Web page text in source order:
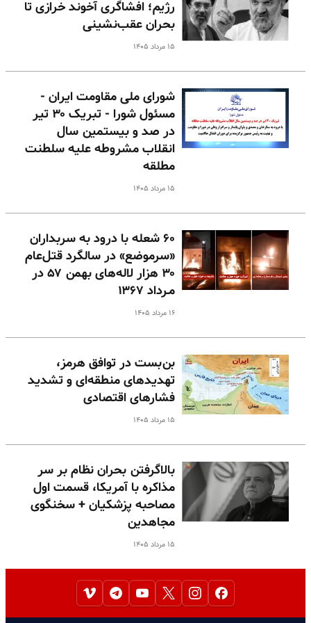
رژیم؛ افشاگری آخوند خرازی تا
بحران عقب‌نشینی
۱۵ مرداد ۱۴۰۵
شورای ملی مقاومت ایران -
مسئول شورا - تبریک ۳۰ تیر
در صد و بیستمین سال
انقلاب مشروطه علیه سلطنت
مطلقه
۱۵ مرداد ۱۴۰۵
۶۰ شعله با درود به سربداران
«سرموضع» در سالگرد قتل‌عام
۳۰ هزار لاله‌های بهمن ۵۷ در
مـرداد ۱۳۶۷
۱۶ مرداد ۱۴۰۵
بن‌بست در توافق هرمز،
تهدیدهای منطقه‌ای و تشدید
فشارهای اقتصادی
۱۵ مرداد ۱۴۰۵
بالا‌گرفتن بحران نظام بر سر
مذاکره با آمریکا، قسمت اول
مصاحبه پزشکیان + سخنگوی
مجاهدین
۱۵ مرداد ۱۴۰۵